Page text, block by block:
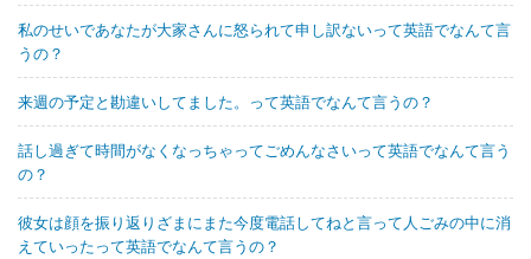
私のせいであなたが大家さんに怒られて申し訳ないって英語でなんて言
うの？
来週の予定と勘違いしてました。って英語でなんて言うの？
話し過ぎて時間がなくなっちゃってごめんなさいって英語でなんて言う
の？
彼女は顔を振り返りざまにまた今度電話してねと言って人ごみの中に消
えていったって英語でなんて言うの？